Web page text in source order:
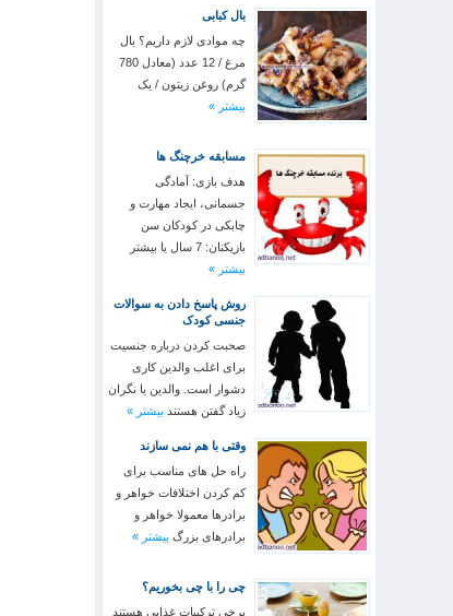
بال کبابی
چه موادی لازم داریم؟ بال
مرغ / 12 عدد (معادل 780
گرم) روغن زیتون / یک
بیشتر »
مسابقه خرچنگ ها
هدف بازی: آمادگی
جسمانی، ایجاد مهارت و
چابکی در کودکان سن
بازیکنان: 7 سال یا بیشتر
بیشتر »
روش پاسخ دادن به سوالات
جنسی کودک
صحبت کردن درباره جنسیت
برای اغلب والدین کاری
دشوار است. والدین یا نگران
زیاد گفتن هستند بیشتر »
وقتی با هم نمی سازند
راه حل های مناسب برای
کم کردن اختلافات خواهر و
برادرها معمولا خواهر و
برادرهای بزرگ بیشتر »
چی را با چی بخوریم؟
برخی ترکیبات غذایی هستند